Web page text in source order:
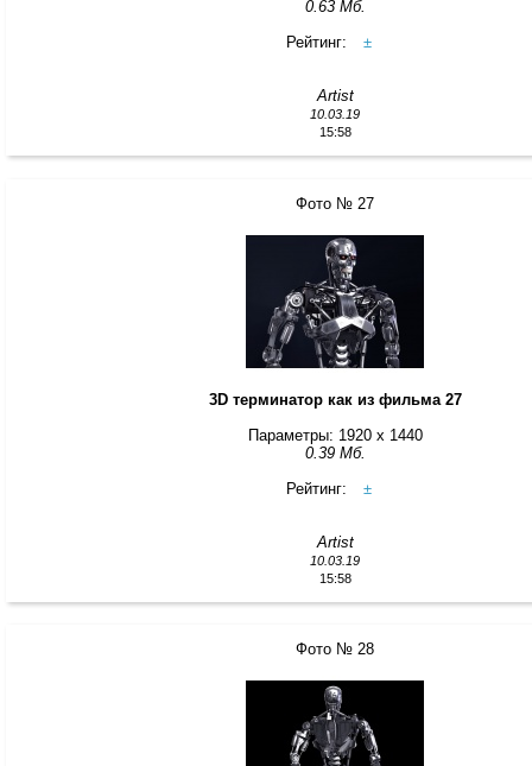
0.63 Мб.
Рейтинг:
±
Artist
10.03.19
15:58
Фото № 27
3D терминатор как из фильма 27
Параметры: 1920 x 1440
0.39 Мб.
Рейтинг:
±
Artist
10.03.19
15:58
Фото № 28